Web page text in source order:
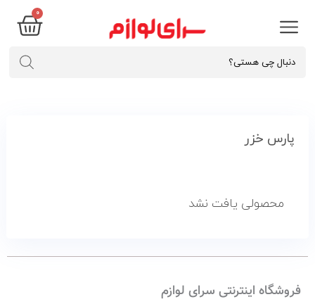
۰
پارس خزر
محصولی یافت نشد
فروشگاه اینترنتی سرای لوازم